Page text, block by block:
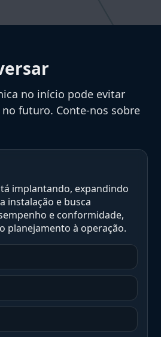
no início pode evitar
futuro. Conte-nos sobre
implantando, expandindo
instalação e busca
e conformidade,
planejamento à operação.